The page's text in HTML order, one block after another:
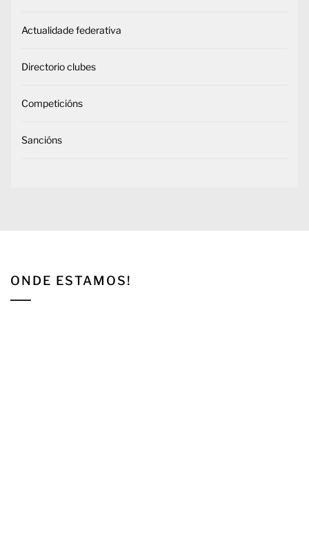
Actualidade federativa
Directorio clubes
Competicións
Sancións
ONDE ESTAMOS!